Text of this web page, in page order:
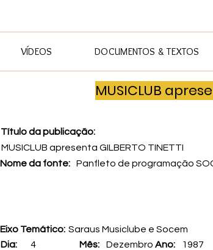
VÍDEOS DOCUMENTOS & TEXTOS
MUSICLUB
Título da publicação:
MUSICLUB apresenta GILBERTO TINETTI
Nome da fonte:
Panfleto de programação
Eixo Temático:Saraus Musiclube e Socem
Dia:
4 Mês: Dezembro Ano:
1987